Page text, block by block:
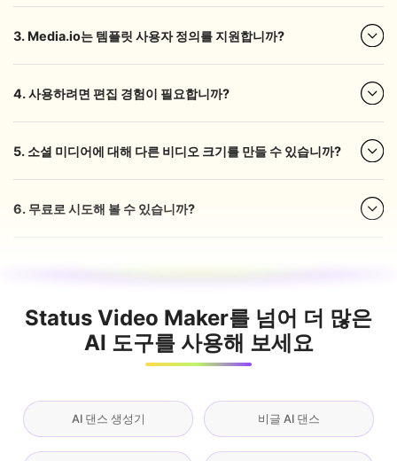
3. Media.io는 템플릿 사용자 정의를 지원합니까?
4. 사용하려면 편집 경험이 필요합니까?
5. 소셜 미디어에 대해 다른 비디오 크기를 만들 수 있습니까?
6. 무료로 시도해 볼 수 있습니까?
Status Video Maker를 넘어 더 많은
AI 도구를 사용해 보세요
AI 댄스 생성기 비글 AI 댄스